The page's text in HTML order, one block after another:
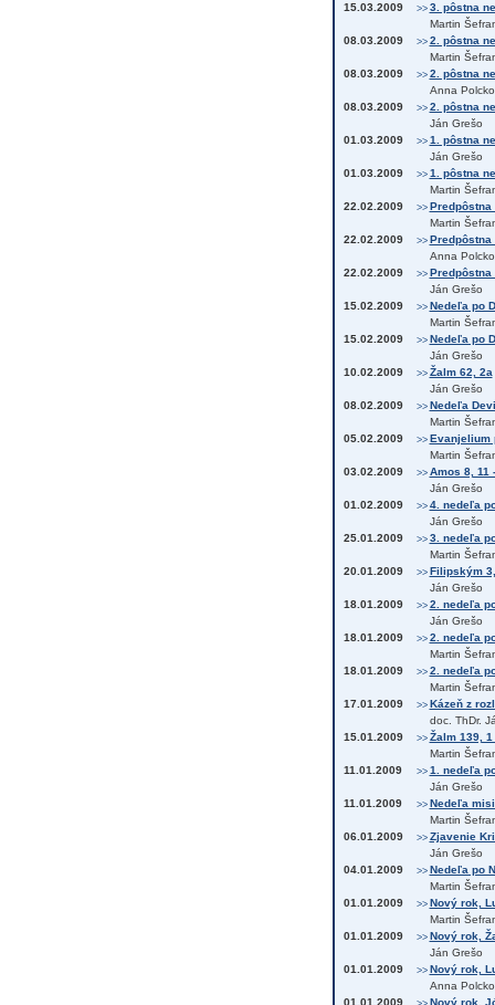
15.03.2009
>> 3. pôstna
Martin
08.03.2009
>> 2. pôstna
Martin
08.03.2009
>> 2. pôstna
Anna
08.03.2009
>> 2. pôstna
Ján Grešo
01.03.2009
>> 1. pôstna
Ján Grešo
01.03.2009
>> 1. pôstna
Martin
22.02.2009
>> Predpôstna
Martin
22.02.2009
>> Predpôstna
Anna
22.02.2009
>> Predpôstna
Ján Grešo
15.02.2009
>> Nedeľa po
Martin
15.02.2009
>> Nedeľa po
Ján Grešo
10.02.2009
>> Žalm 62, 2a
Ján Grešo
08.02.2009
>> Nedeľa
Martin
05.02.2009
>> Evanjelium
Martin
03.02.2009
>> Amos 8, 11
Ján Grešo
01.02.2009
>> 4. nedeľa
Ján Grešo
25.01.2009
>> 3. nedeľa
Martin
20.01.2009
>> Filipským
Ján Grešo
18.01.2009
>> 2. nedeľa
Ján Grešo
18.01.2009
>> 2. nedeľa
Martin
18.01.2009
>> 2. nedeľa
Martin
17.01.2009
>> Kázeň z
doc. ThDr.
15.01.2009
>> Žalm 139,
Martin
11.01.2009
>> 1. nedeľa
Ján Grešo
11.01.2009
>> Nedeľa
Martin
06.01.2009
>> Zjavenie
Ján Grešo
04.01.2009
>> Nedeľa po
Martin
01.01.2009
>> Nový rok,
Martin
01.01.2009
>> Nový rok,
Ján Grešo
01.01.2009
>> Nový rok,
Anna
01.01.2009
Nový rok,